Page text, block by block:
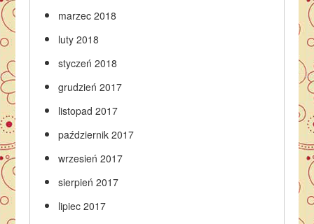
marzec 2018
luty 2018
styczeń 2018
grudzień 2017
listopad 2017
październik 2017
wrzesień 2017
sierpień 2017
lipiec 2017